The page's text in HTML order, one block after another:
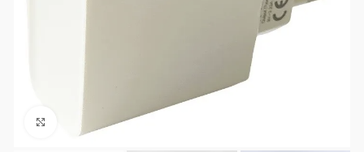
Clic para ampliar